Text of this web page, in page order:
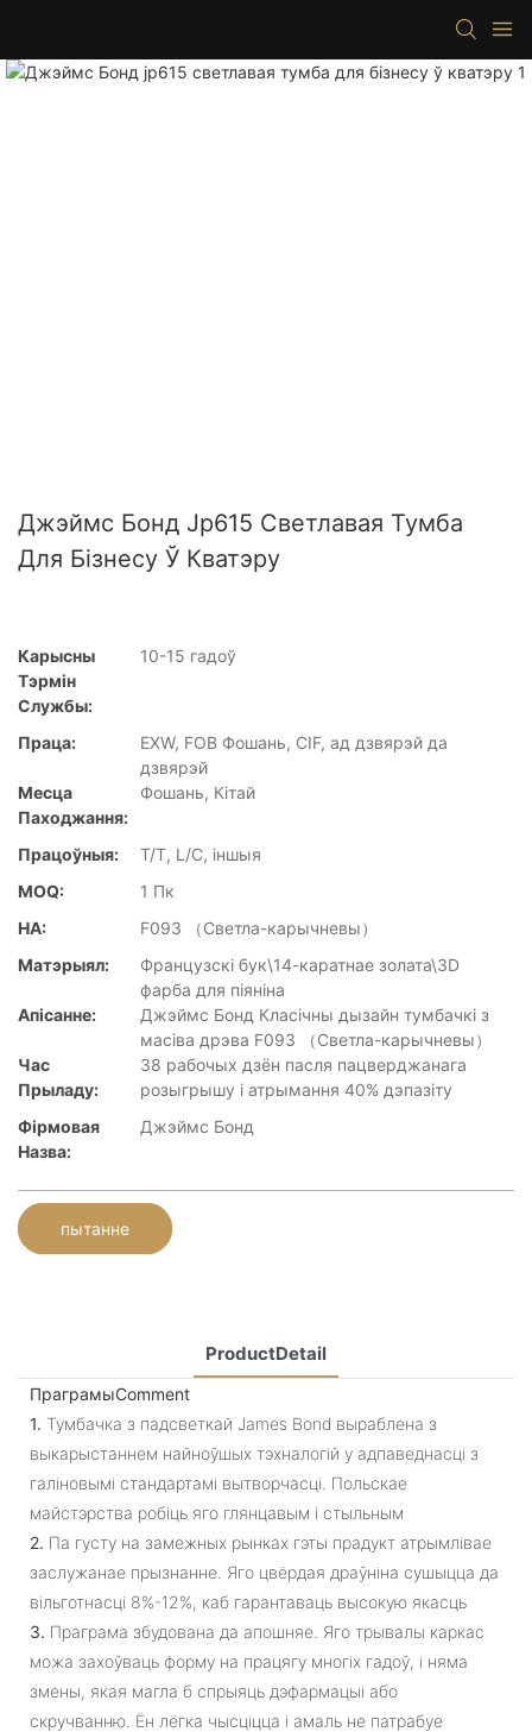
Джэймс Бонд Jp615 Светлавая Тумба
Для Бізнесу Ў Кватэру
Карысны
Тэрмін
Службы:
10-15 гадоў
Праца:
EXW, FOB Фошань, CIF, ад дзвярэй да
дзвярэй
Месца
Паходжання:
Фошань, Кітай
Працоўныя:
T/T, L/C, іншыя
MOQ:
1 Пк
НА:
F093 （Светла-карычневы）
Матэрыял:
Французскі бук\14-каратнае золата\3D
фарба для піяніна
Апісанне:
Джэймс Бонд Класічны дызайн тумбачкі з
масіва дрэва F093 （Светла-карычневы）
Час
Прыладу:
38 рабочых дзён пасля пацверджанага
розыгрышу і атрымання 40% дэпазіту
Фірмовая
Назва:
Джэймс Бонд
пытанне
ProductDetail
ПраграмыComment
1. Тумбачка з падсветкай James Bond выраблена з
выкарыстаннем найноўшых тэхналогій у адпаведнасці з
галіновымі стандартамі вытворчасці. Польскае
майстэрства робіць яго глянцавым і стыльным
2. Па густу на замежных рынках гэты прадукт атрымлівае
заслужанае прызнанне. Яго цвёрдая драўніна сушыцца да
вільготнасці 8%-12%, каб гарантаваць высокую якасць
3. Праграма збудована да апошняе. Яго трывалы каркас
можа захоўваць форму на працягу многіх гадоў, і няма
змены, якая магла б спрыяць дэфармацыі або
скручванню. Ён лёгка чысціцца і амаль не патрабуе